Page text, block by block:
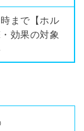
まで【ホル
効果の対象